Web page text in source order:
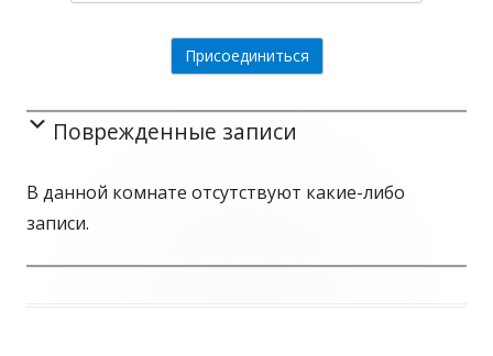
Поврежденные записи
В данной комнате отсутствуют какие-либо
записи.